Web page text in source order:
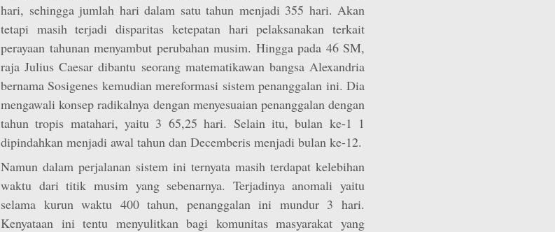
hari, sehingga jumlah hari dalam satu tahun menjadi 355 hari. Akan
tetapi masih terjadi disparitas ketepatan hari pelaksanakan terkait
perayaan tahunan menyambut perubahan musim. Hingga pada 46 SM,
raja Julius Caesar dibantu seorang matematikawan bangsa Alexandria
bernama Sosigenes kemudian mereformasi sistem penanggalan ini. Dia
mengawali konsep radikalnya dengan menyesuaian penanggalan dengan
tahun tropis matahari, yaitu 3 65,25 hari. Selain itu, bulan ke-1 1
dipindahkan menjadi awal tahun dan Decemberis menjadi bulan ke-12.
Namun dalam perjalanan sistem ini ternyata masih terdapat kelebihan
waktu dari titik musim yang sebenarnya. Terjadinya anomali yaitu
selama kurun waktu 400 tahun, penanggalan ini mundur 3 hari.
Kenyataan ini tentu menyulitkan bagi komunitas masyarakat yang